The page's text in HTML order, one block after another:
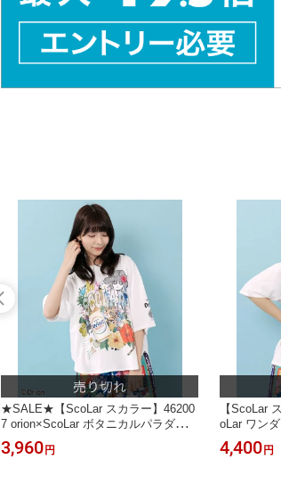
★SALE★【ScoLar スカラー】46200
7 orion×ScoLar ボタニカルパラダイス
柄Tシャツ トップス カジュアル レト
ロ オリオンビール 原宿系 個性的【パ
3,960 円
【ScoLar
oLar ワン
プス カジ
ル 原宿系
4,400 円